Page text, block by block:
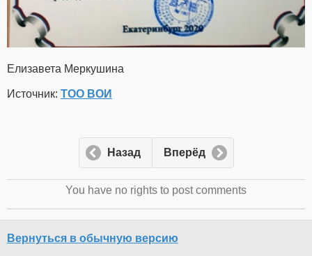
Елизавета Меркушина
Источник: ТОО ВОИ
Назад Вперёд
You have no rights to post comments
Вернуться в обычную версию